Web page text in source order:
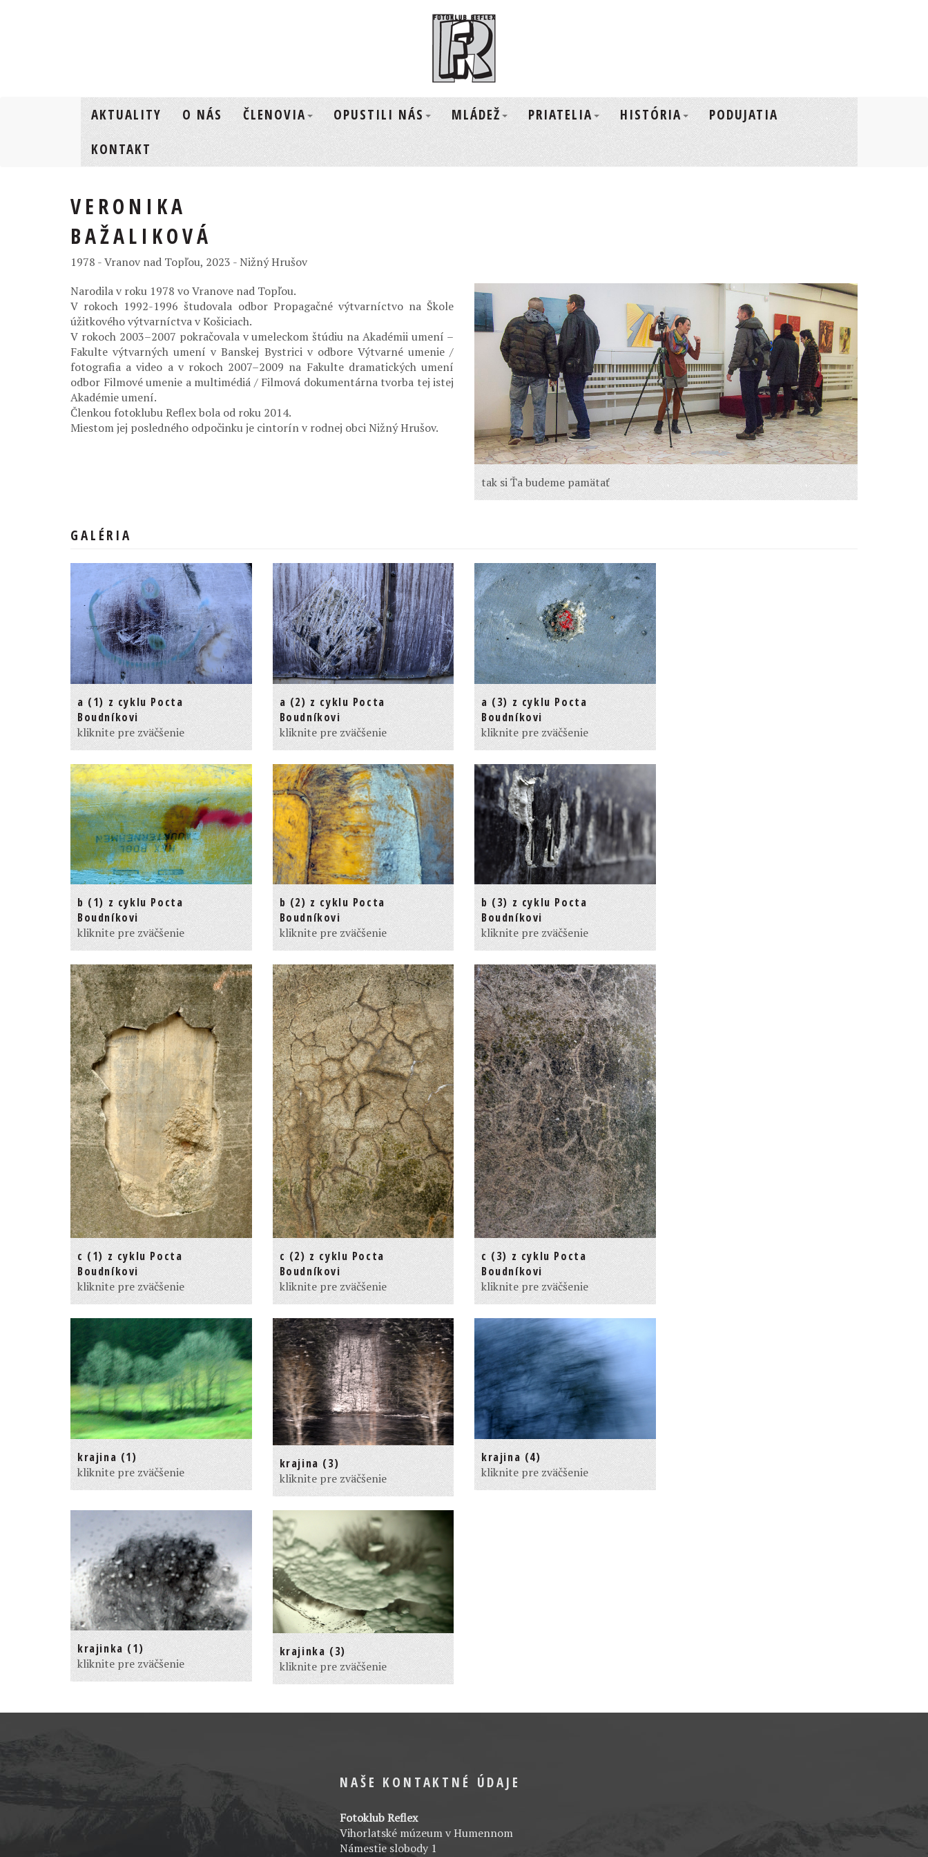
AKTUALITY O NÁS ČLENOVIA OPUSTILI NÁS MLÁDEŽ PRIATELIA HISTÓRIA
PODUJATIA
KONTAKT
VERONIKA
BAŽALIKOVÁ
1978 - Vranov nad Topľou, 2023 - Nižný Hrušov
Narodila v roku 1978 vo Vranove nad Topľou.
V rokoch 1992-1996 študovala odbor Propagačné výtvarníctvo na Škole
úžitkového výtvarníctva v Košiciach.
V rokoch 2003–2007 pokračovala v umeleckom štúdiu na Akadémii umení –
Fakulte výtvarných umení v Banskej Bystrici v odbore Výtvarné umenie /
fotografia a video a v rokoch 2007–2009 na Fakulte dramatických umení
odbor Filmové umenie a multimédiá / Filmová dokumentárna tvorba tej istej
Akadémie umení.
Členkou fotoklubu Reflex bola od roku 2014.
Miestom jej posledného odpočinku je cintorín v rodnej obci Nižný Hrušov.
tak si Ťa budeme pamätať
GALÉRIA
a (1) z cyklu Pocta
Boudníkovi
kliknite pre zväčšenie
a (2) z cyklu Pocta
Boudníkovi
kliknite pre zväčšenie
a (3) z cyklu Pocta
Boudníkovi
kliknite pre zväčšenie
b (1) z cyklu Pocta
Boudníkovi
kliknite pre zväčšenie
b (2) z cyklu Pocta
Boudníkovi
kliknite pre zväčšenie
b (3) z cyklu Pocta
Boudníkovi
kliknite pre zväčšenie
c (1) z cyklu Pocta
Boudníkovi
kliknite pre zväčšenie
c (2) z cyklu Pocta
Boudníkovi
kliknite pre zväčšenie
c (3) z cyklu Pocta
Boudníkovi
kliknite pre zväčšenie
krajina (1)
kliknite pre zväčšenie
krajina (3)
kliknite pre zväčšenie
krajina (4)
kliknite pre zväčšenie
krajinka (1)
kliknite pre zväčšenie
krajinka (3)
kliknite pre zväčšenie
NAŠE KONTAKTNÉ ÚDAJE
Fotoklub Reflex
Vihorlatské múzeum v Humennom
Námestie slobody 1